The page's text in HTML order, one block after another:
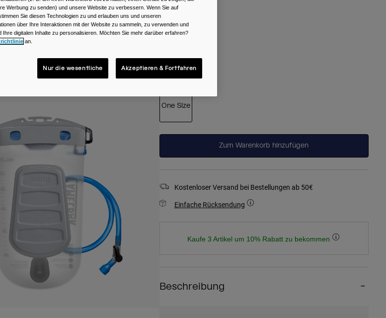
Farben -
ausgewählt
Größe
One Size
Zum Warenkorb hinzufügen
Kostenloser Versand bei Bestellungen ab 50€
Einfache Rücksendung
Kaufe 3 Artikel um 10% Rabatt zu bekommen
Beschreibung
Werbung zu senden) und unsere Website zu verbessern. Wenn Sie auf
Sie diesen Technologien zu und erlauben uns und unseren
über Ihre Interaktionen mit der Website zu sammeln, zu verwenden und
digitalen Inhalte zu personalisieren. Möchten Sie mehr darüber erfahren?
an.
Nur die wesentliche Akzeptieren & Fortfahren